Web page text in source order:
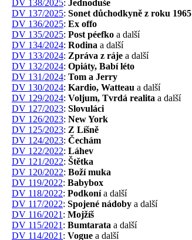
DV 138/2025: Jednoduše
DV 137/2025: Sonet důchodkyně z roku 1965
DV 136/2025: Ex offo
DV 135/2025: Post péefko a další
DV 134/2024: Rodina a další
DV 133/2024: Zpráva z ráje a další
DV 132/2024: Opiáty, Babí léto
DV 131/2024: Tom a Jerry
DV 130/2024: Kardio, Watteau a další
DV 129/2024: Voljum, Tvrdá realita a další
DV 127/2023: Slovuláci
DV 126/2023: New York
DV 125/2023: Z Líšně
DV 124/2023: Čechám
DV 122/2022: Láhev
DV 121/2022: Štětka
DV 120/2022: Boží muka
DV 119/2022: Babybox
DV 118/2022: Podkonía další
DV 117/2022: Spojené nádoby a další
DV 116/2021 : Mojžíš
DV 115/2021 : Bumtarata a další
DV 114/2021 : Vogue a další